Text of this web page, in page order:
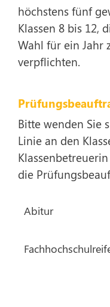
höchstens fünf
Klassen 8 bis 12,
Wahl für ein Jahr
verpflichten.
Bitte wenden Sie
Linie an den
die
Abitur